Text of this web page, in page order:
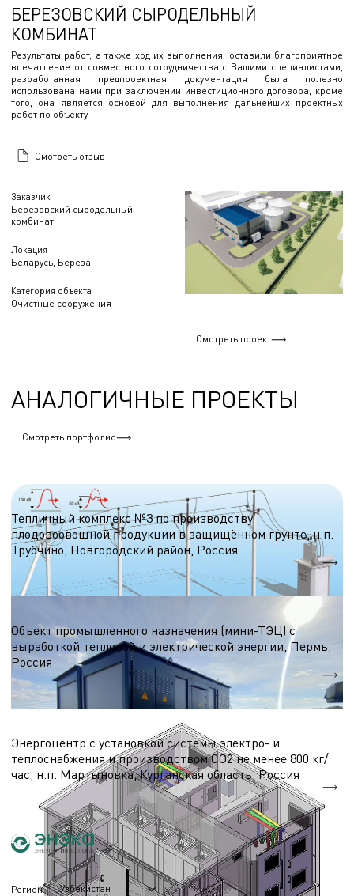
Заказчик
Березовский сыродельный
комбинат
Локация
Беларусь, Береза
Категория объекта
Очистные сооружения
БЕРЕЗОВСКИЙ СЫРОДЕЛЬНЫЙ
КОМБИНАТ
Результаты работ, а также ход их выполнения, оставили благоприятное
впечатление от совместного сотрудничества с Вашими специалистами,
разработанная предпроектная документация была полезно
использована нами при заключении инвестиционного договора, кроме
того, она является основой для выполнения дальнейших проектных
работ по объекту.
Смотреть отзыв
Смотреть проект
АНАЛОГИЧНЫЕ ПРОЕКТЫ
Смотреть портфолио
Трансформаторные подстанции и ЛЭП
Тепличный комплекс №3 по производству
плодовоовощной продукции в защищённом грунте, н.п.
Трубчино, Новгородский район, Россия
10 кВ
Объект промышленного назначения (мини-ТЭЦ) с
выработкой тепловой и электрической энергии, Пермь,
Россия
ТП 2х2500 кВА
Трансформаторные подстанции и ЛЭП
Энергоцентр с установкой системы электро- и
теплоснабжения и производством СО2 не менее 800 кг/
час, н.п. Мартыновка, Курганская область, Россия
ТП 2х2500 кВА
Регион Узбекистан